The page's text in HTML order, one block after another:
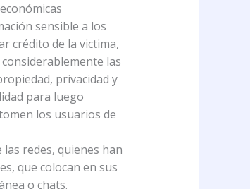
sensible a los
crédito de la victima,
las
privacidad y
para luego
los usuarios de
redes, quienes han
que colocan en sus
o chats.